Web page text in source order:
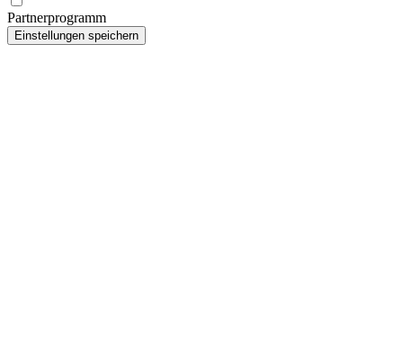
Partnerprogramm